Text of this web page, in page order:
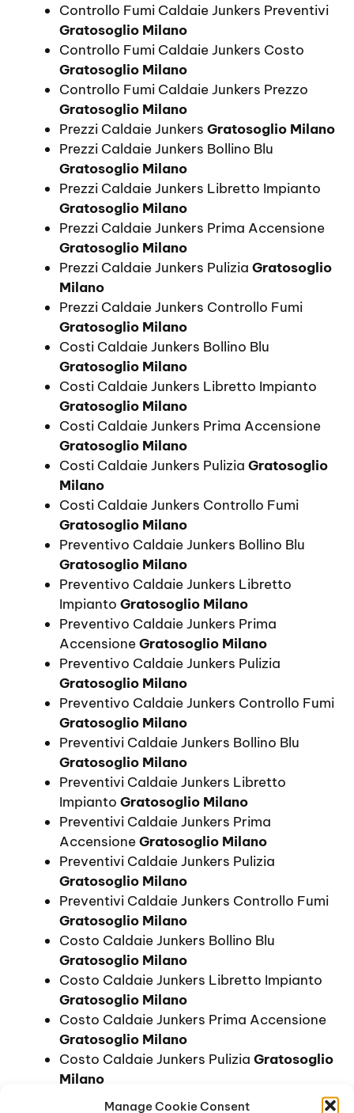
Manage Cookie Consent
Controllo Fumi Caldaie Junkers Preventivi
Gratosoglio Milano
Controllo Fumi Caldaie Junkers Costo
Gratosoglio Milano
Controllo Fumi Caldaie Junkers Prezzo
Gratosoglio Milano
Prezzi Caldaie Junkers Gratosoglio Milano
Prezzi Caldaie Junkers Bollino Blu
Gratosoglio Milano
Prezzi Caldaie Junkers Libretto Impianto
Gratosoglio Milano
Prezzi Caldaie Junkers Prima Accensione
Gratosoglio Milano
Prezzi Caldaie Junkers Pulizia Gratosoglio
Milano
Prezzi Caldaie Junkers Controllo Fumi
Gratosoglio Milano
Costi Caldaie Junkers Bollino Blu
Gratosoglio Milano
Costi Caldaie Junkers Libretto Impianto
Gratosoglio Milano
Costi Caldaie Junkers Prima Accensione
Gratosoglio Milano
Costi Caldaie Junkers Pulizia Gratosoglio
Milano
Costi Caldaie Junkers Controllo Fumi
Gratosoglio Milano
Preventivo Caldaie Junkers Bollino Blu
Gratosoglio Milano
Preventivo Caldaie Junkers Libretto
Impianto Gratosoglio Milano
Preventivo Caldaie Junkers Prima
AccensioneGratosoglio Milano
Preventivo Caldaie Junkers Pulizia
Gratosoglio Milano
Preventivo Caldaie Junkers Controllo Fumi
Gratosoglio Milano
Preventivi Caldaie Junkers Bollino Blu
Gratosoglio Milano
Preventivi Caldaie Junkers Libretto
Impianto Gratosoglio Milano
Preventivi Caldaie Junkers Prima
AccensioneGratosoglio Milano
Preventivi Caldaie Junkers Pulizia
Gratosoglio Milano
Preventivi Caldaie Junkers Controllo Fumi
Gratosoglio Milano
Costo Caldaie Junkers Bollino Blu
Gratosoglio Milano
Costo Caldaie Junkers Libretto Impianto
Gratosoglio Milano
Costo Caldaie Junkers Prima Accensione
Gratosoglio Milano
Costo Caldaie Junkers Pulizia Gratosoglio
Milano
Costo Caldaie Junkers Controllo Fumi